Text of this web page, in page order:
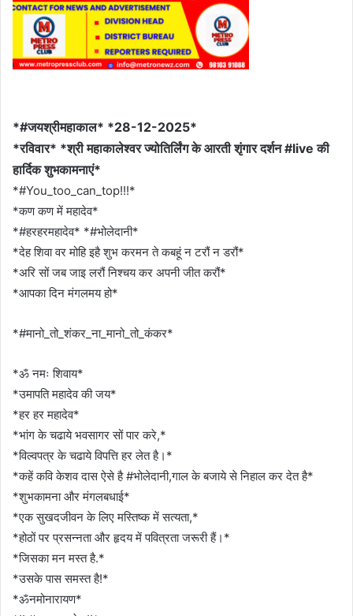
*#जयश्रीमहाकाल* *28-12-2025*
*रविवार* *श्री महाकालेश्वर ज्योतिर्लिंग के आरती शृंगार दर्शन #live की
हार्दिक शुभकामनाएं*
*#You_too_can_top!!!*
*कण कण में महादेव*
*#हरहरमहादेव* *#भोलेदानी*
*देह शिवा वर मोहि इहै शुभ करमन ते कबहूं न टरौं न डरौं*
*अरि सों जब जाइ लरौं निश्चय कर अपनी जीत करौं*
*आपका दिन मंगलमय हो*
*#मानो_तो_शंकर_ना_मानो_तो_कंकर*
*ॐ नमः शिवाय*
*उमापति महादेव की जय*
*हर हर महादेव*
*भांग के चढाये भवसागर सों पार करे,*
*विल्वपत्र के चढाये विपत्ति हर लेत है।*
*कहें कवि केशव दास ऐसे है #भोलेदानी,गाल के बजाये से निहाल कर देत है*
*शुभकामना और मंगलबधाई*
*एक सुखदजीवन के लिए मस्तिष्क में सत्यता,*
*होठों पर प्रसन्नता और हृदय में पवित्रता जरूरी हैं।*
*जिसका मन मस्त है.*
*उसके पास समस्त है!*
*ॐनमोनारायण*